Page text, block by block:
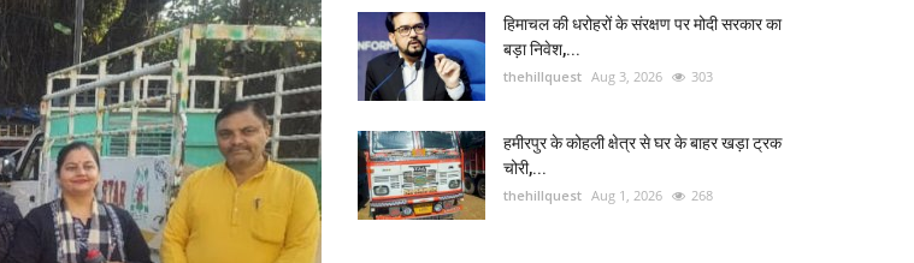
हिमाचल की धरोहरों के संरक्षण पर मोदी सरकार का
बड़ा निवेश,...
thehillquest Aug 3, 2026 303
हमीरपुर के कोहली क्षेत्र से घर के बाहर खड़ा ट्रक
चोरी,...
thehillquest Aug 1, 2026 268